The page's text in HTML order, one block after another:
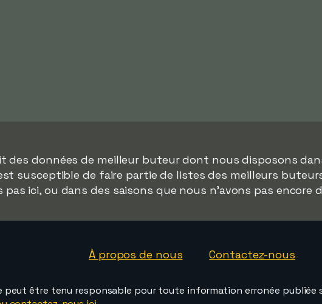
des données de meilleur buteur dont nous disposons
susceptible de faire partie de listes des meilleurs
pas ici, ou dans des saisons que nous n'avons pas encore
À propos de nous Contactez-nous
peut être tenu responsable pour toute information erronée publiée